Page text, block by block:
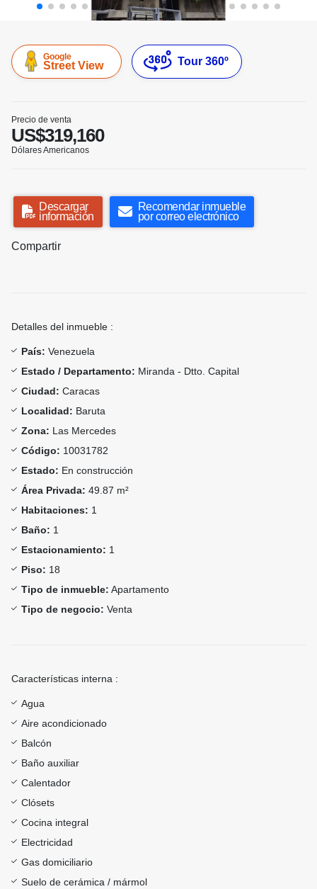
Google
Street View Tour 360º
Precio de venta
US$319,160
Dólares Americanos
Descargar
información
Recomendar inmueble
por correo electrónico
Compartir
Detalles del inmueble :
País: Venezuela
Estado / Departamento: Miranda - Dtto. Capital
Ciudad: Caracas
Localidad: Baruta
Zona: Las Mercedes
Código: 10031782
Estado: En construcción
Área Privada: 49.87 m²
Habitaciones: 1
Baño: 1
Estacionamiento: 1
Piso: 18
Tipo de inmueble: Apartamento
Tipo de negocio: Venta
Características interna :
Agua
Aire acondicionado
Balcón
Baño auxiliar
Calentador
Clósets
Cocina integral
Electricidad
Gas domiciliario
Suelo de cerámica / mármol